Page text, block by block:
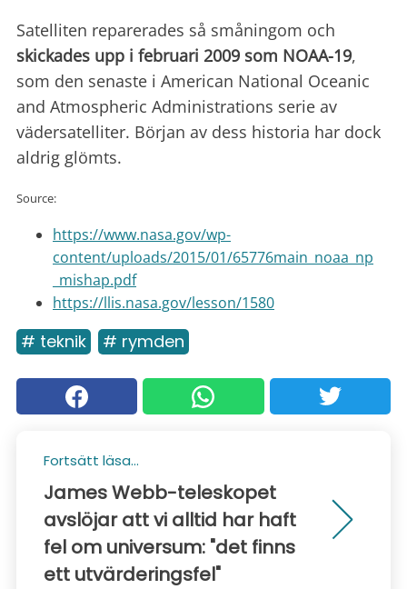
Satelliten reparerades så småningom och
skickades upp i februari 2009 som NOAA-19,
som den senaste i American National Oceanic
and Atmospheric Administrations serie av
vädersatelliter. Början av dess historia har dock
aldrig glömts.
Source:
https://www.nasa.gov/wp-
content/uploads/2015/01/65776main_noaa_np
_mishap.pdf
https://llis.nasa.gov/lesson/1580
# teknik # rymden
Fortsätt läsa...
James Webb-teleskopet
avslöjar att vi alltid har haft
fel om universum: "det finns
ett utvärderingsfel"